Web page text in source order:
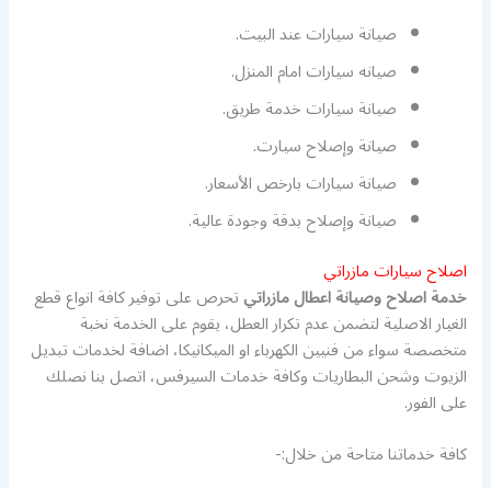
صيانة سيارات عند البيت.
صيانه سيارات امام المنزل.
صيانة سيارات خدمة طريق.
صيانة وإصلاح سيارت.
صيانة سيارات بارخص الأسعار.
صيانة وإصلاح بدقة وجودة عالية.
اصلاح سيارات مازراتي
خدمة اصلاح وصيانة اعطال مازراتيتحرص على توفير كافة انواع قطع
الغيار الاصلية لتضمن عدم تكرار العطل، يقوم على الخدمة نخبة
متخصصة سواء من فنيين الكهرباء او الميكانيكا، اضافة لخدمات تبديل
الزيوت وشحن البطاريات وكافة خدمات السيرفس، اتصل بنا نصلك
على الفور.
كافة خدماتنا متاحة من خلال:-